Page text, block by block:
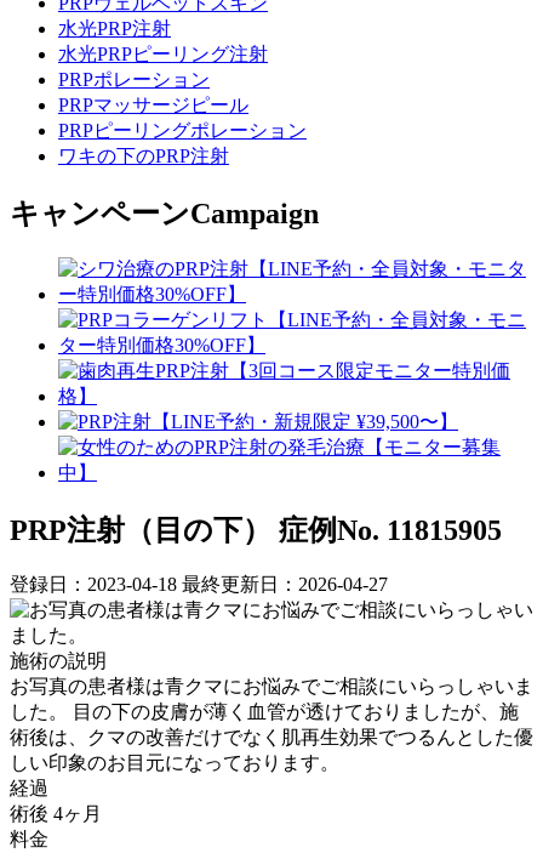
水光PRP注射
水光PRPピーリング注射
PRPポレーション
PRPマッサージピール
PRPピーリングポレーション
ワキの下のPRP注射
キャンペーンCampaign
PRP注射（目の下） 症例No. 11815905
登録日：2023-04-18 最終更新日：2026-04-27
施術の説明
お写真の患者様は青クマにお悩みでご相談にいらっしゃいま
した。 目の下の皮膚が薄く血管が透けておりましたが、施
術後は、クマの改善だけでなく肌再生効果でつるんとした優
しい印象のお目元になっております。
経過
術後 4ヶ月
料金